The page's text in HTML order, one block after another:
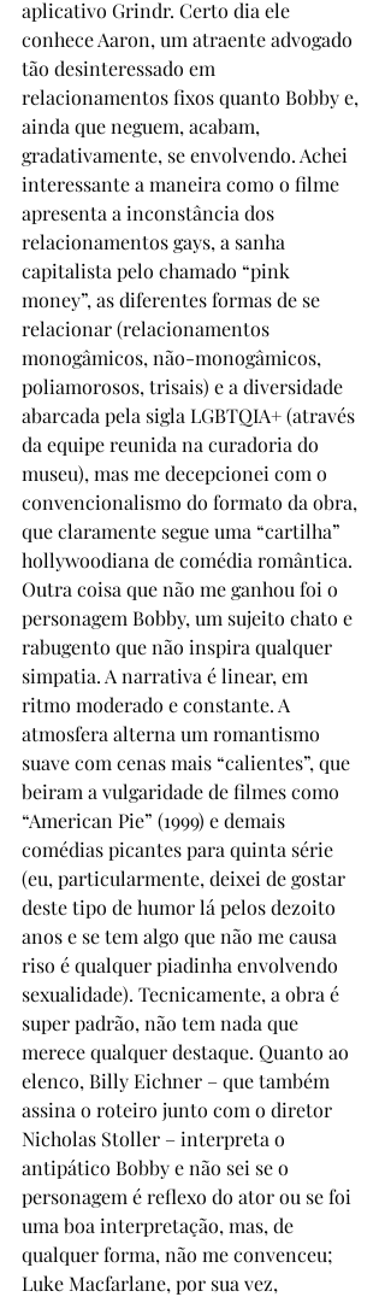
aplicativo Grindr. Certo dia ele
conhece Aaron, um atraente advogado
tão desinteressado em
relacionamentos fixos quanto Bobby e,
ainda que neguem, acabam,
gradativamente, se envolvendo. Achei
interessante a maneira como o filme
apresenta a inconstância dos
relacionamentos gays, a sanha
capitalista pelo chamado “pink
money”, as diferentes formas de se
relacionar (relacionamentos
monogâmicos, não-monogâmicos,
poliamorosos, trisais) e a diversidade
abarcada pela sigla LGBTQIA+ (através
da equipe reunida na curadoria do
museu), mas me decepcionei com o
convencionalismo do formato da obra,
que claramente segue uma “cartilha”
hollywoodiana de comédia romântica.
Outra coisa que não me ganhou foi o
personagem Bobby, um sujeito chato e
rabugento que não inspira qualquer
simpatia. A narrativa é linear, em
ritmo moderado e constante. A
atmosfera alterna um romantismo
suave com cenas mais “calientes”, que
beiram a vulgaridade de filmes como
“American Pie” (1999) e demais
comédias picantes para quinta série
(eu, particularmente, deixei de gostar
deste tipo de humor lá pelos dezoito
anos e se tem algo que não me causa
riso é qualquer piadinha envolvendo
sexualidade). Tecnicamente, a obra é
super padrão, não tem nada que
merece qualquer destaque. Quanto ao
elenco, Billy Eichner – que também
assina o roteiro junto com o diretor
Nicholas Stoller – interpreta o
antipático Bobby e não sei se o
personagem é reflexo do ator ou se foi
uma boa interpretação, mas, de
qualquer forma, não me convenceu;
Luke Macfarlane, por sua vez,